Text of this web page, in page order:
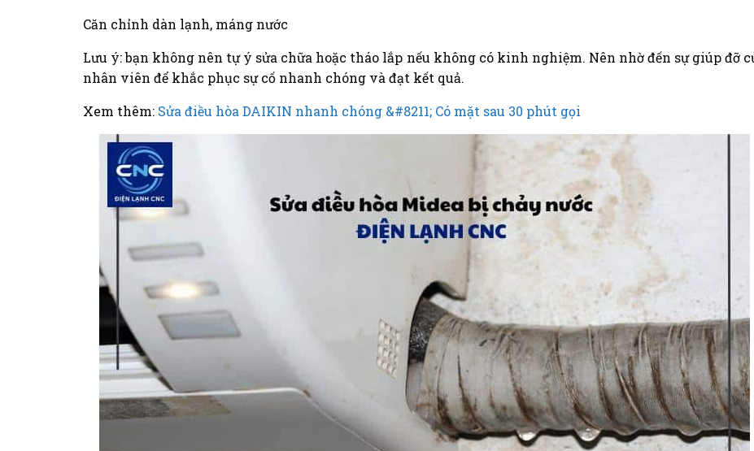
Căn chỉnh dàn lạnh, máng nước
Lưu ý: bạn không nên tự ý sửa chữa hoặc tháo lắp nếu không có kinh nghiệm. Nên nhờ đến sự giúp đỡ
nhân viên để khắc phục sự cố nhanh chóng và đạt kết quả.
Xem thêm: Sửa điều hòa DAIKIN nhanh chóng &#8211; Có mặt sau 30 phút gọi